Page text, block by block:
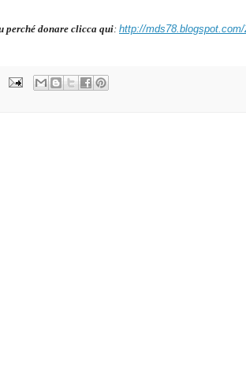
perché donare clicca qui: http://